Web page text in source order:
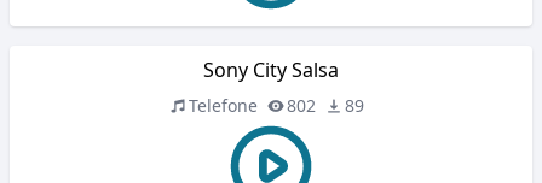
Sony City Salsa
Telefone 802 89